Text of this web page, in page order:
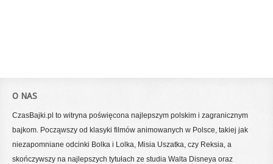
O NAS
CzasBajki.pl to witryna poświęcona najlepszym polskim i zagranicznym
bajkom. Począwszy od klasyki filmów animowanych w Polsce, takiej jak
niezapomniane odcinki Bolka i Lolka, Misia Uszatka, czy Reksia, a
skończywszy na najlepszych tytułach ze studia Walta Disneya oraz